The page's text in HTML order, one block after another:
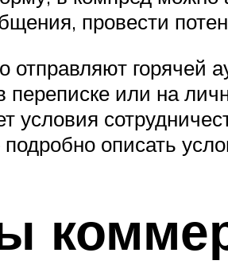
провести
отправляют горячей
переписке или на
условия
описать